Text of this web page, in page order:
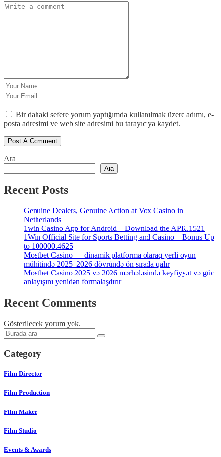
Bir dahaki sefere yorum yaptığımda kullanılmak üzere adımı, e-
posta adresimi ve web site adresimi bu tarayıcıya kaydet.
Ara
Ara
Recent Posts
Genuine Dealers, Genuine Action at Vox Casino in
Netherlands
1win Casino App for Android – Download the APK.1521
1Win Official Site for Sports Betting and Casino – Bonus Up
to 100000.4625
Mostbet Casino — dinamik platforma olaraq yerli oyun
mühitində 2025–2026 dövründə ön sırada qalır
Mostbet Casino 2025 və 2026 mərhələsində keyfiyyət və güc
anlayışını yenidən formalaşdırır
Recent Comments
Gösterilecek yorum yok.
Category
Film Director
Film Production
Film Maker
Film Studio
Events & Awards